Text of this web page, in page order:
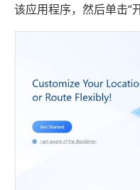
该应用程序，然后单击“